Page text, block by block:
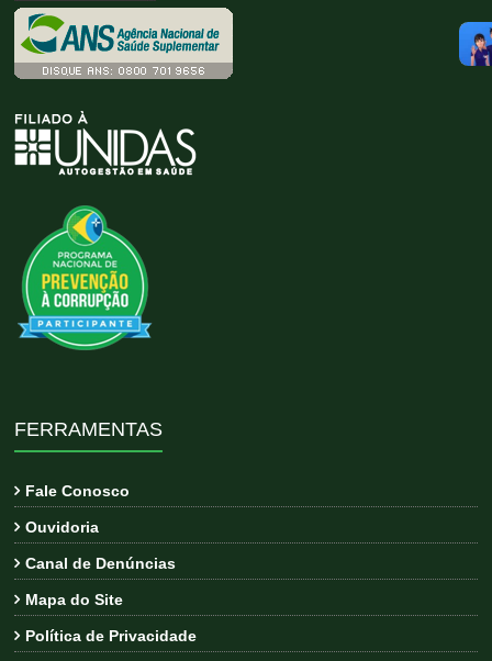
FERRAMENTAS
Fale Conosco
Ouvidoria
Canal de Denúncias
Mapa do Site
Política de Privacidade